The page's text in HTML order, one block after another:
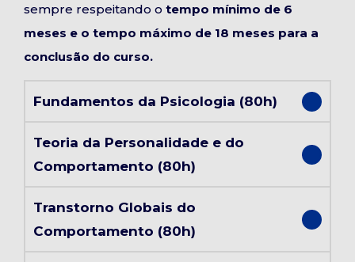
sempre respeitando o tempo mínimo de 6
meses e o tempo máximo de 18 meses para a
conclusão do curso.
Fundamentos da Psicologia (80h)
Teoria da Personalidade e do
Comportamento (80h)
Transtorno Globais do
Comportamento (80h)